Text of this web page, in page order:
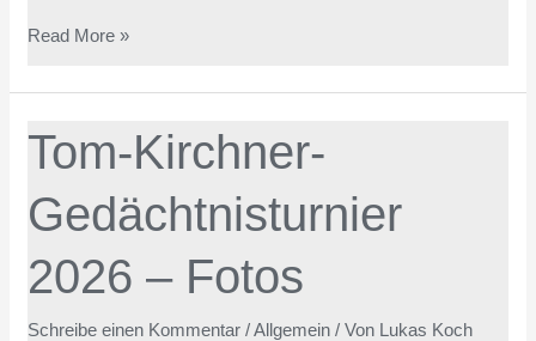
Read More »
Tom-Kirchner-
Gedächtnisturnier
2026 – Fotos
Schreibe einen Kommentar /Allgemein / Von Lukas Koch
Tom-
Kirchner-
Gedächtnisturnier
2026
–
Fotos